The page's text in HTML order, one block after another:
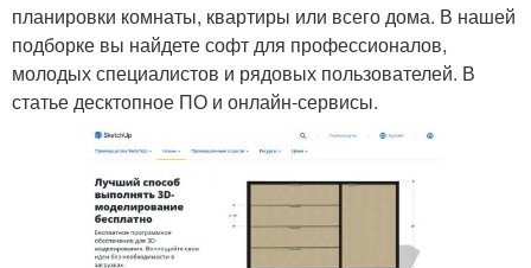
планировки комнаты, квартиры или всего дома. В нашей
подборке вы найдете софт для профессионалов,
молодых специалистов и рядовых пользователей. В
статье десктопное ПО и онлайн-сервисы.